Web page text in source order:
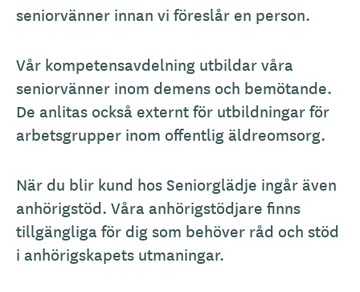
seniorvänner innan vi föreslår en person.
Vår kompetensavdelning utbildar våra
seniorvänner inom demens och bemötande.
De anlitas också externt för utbildningar för
arbetsgrupper inom offentlig äldreomsorg.
När du blir kund hos Seniorglädje ingår även
anhörigstöd. Våra anhörigstödjare finns
tillgängliga för dig som behöver råd och stöd
i anhörigskapets utmaningar.